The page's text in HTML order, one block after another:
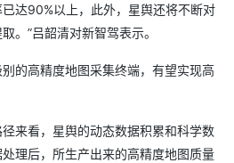
达90%以上，此外，星舆还将不断对
。”吕韶清对新智驾表示。
的高精度地图采集终端，有望实现高
来看，星舆的动态数据积累和科学数
理后，所生产出来的高精度地图质量